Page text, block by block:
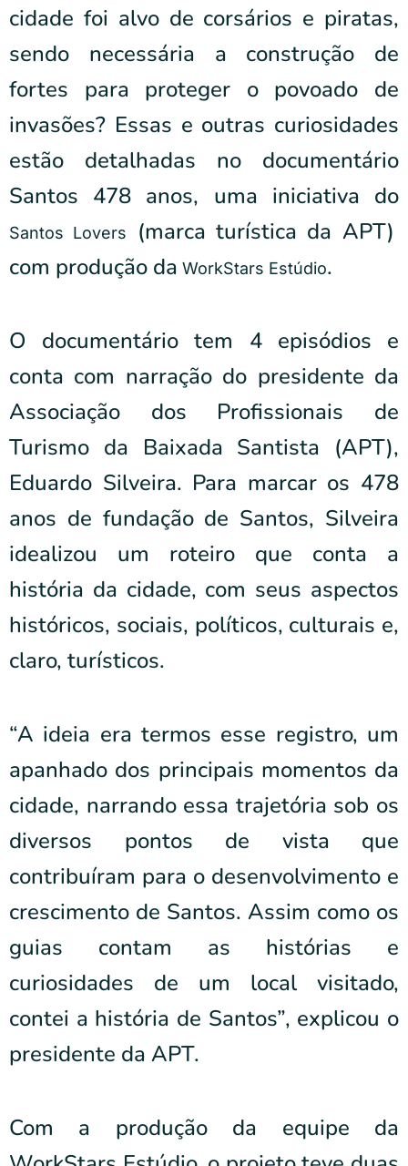
cidade foi alvo de corsários e piratas,
sendo necessária a construção de
fortes para proteger o povoado de
invasões? Essas e outras curiosidades
estão detalhadas no documentário
Santos 478 anos, uma iniciativa do
Santos Lovers
(marca turística da APT)
com produção da WorkStars Estúdio.
O documentário tem 4 episódios e
conta com narração do presidente da
Associação dos Profissionais de
Turismo da Baixada Santista (APT),
Eduardo Silveira. Para marcar os 478
anos de fundação de Santos, Silveira
idealizou um roteiro que conta a
história da cidade, com seus aspectos
históricos, sociais, políticos, culturais e,
claro, turísticos.
“A ideia era termos esse registro, um
apanhado dos principais momentos da
cidade, narrando essa trajetória sob os
diversos pontos de vista que
contribuíram para o desenvolvimento e
crescimento de Santos. Assim como os
guias contam as histórias e
curiosidades de um local visitado,
contei a história de Santos”, explicou o
presidente da APT.
Com a produção da equipe da